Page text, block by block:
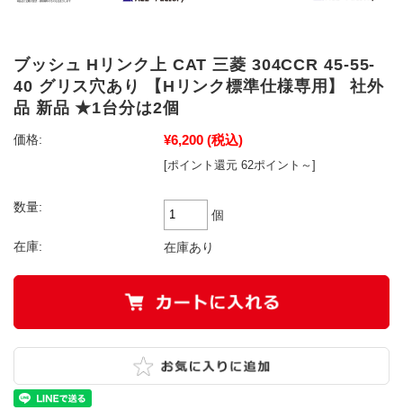
ブッシュ Hリンク上 CAT 三菱 304CCR 45-55-
40 グリス穴あり 【Hリンク標準仕様専用】 社外
品 新品 ★1台分は2個
価格: ¥6,200 (税込)
[ポイント還元 62ポイント～]
数量:
個
在庫: 在庫あり